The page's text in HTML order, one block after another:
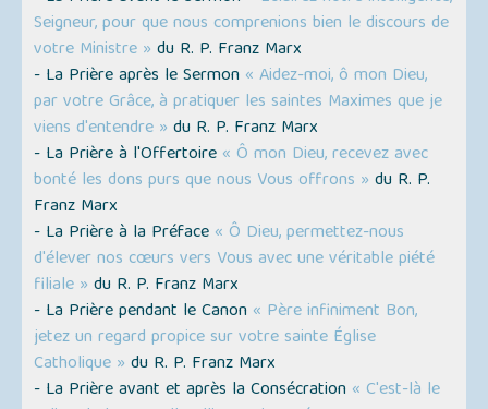
Seigneur, pour que nous comprenions bien le discours de
votre Ministre » du R. P. Franz Marx
- La Prière après le Sermon « Aidez-moi, ô mon Dieu,
par votre Grâce, à pratiquer les saintes Maximes que je
viens d'entendre » du R. P. Franz Marx
- La Prière à l'Offertoire « Ô mon Dieu, recevez avec
bonté les dons purs que nous Vous offrons » du R. P.
Franz Marx
- La Prière à la Préface « Ô Dieu, permettez-nous
d'élever nos cœurs vers Vous avec une véritable piété
filiale » du R. P. Franz Marx
- La Prière pendant le Canon « Père infiniment Bon,
jetez un regard propice sur votre sainte Église
Catholique » du R. P. Franz Marx
- La Prière avant et après la Consécration « C'est-là le